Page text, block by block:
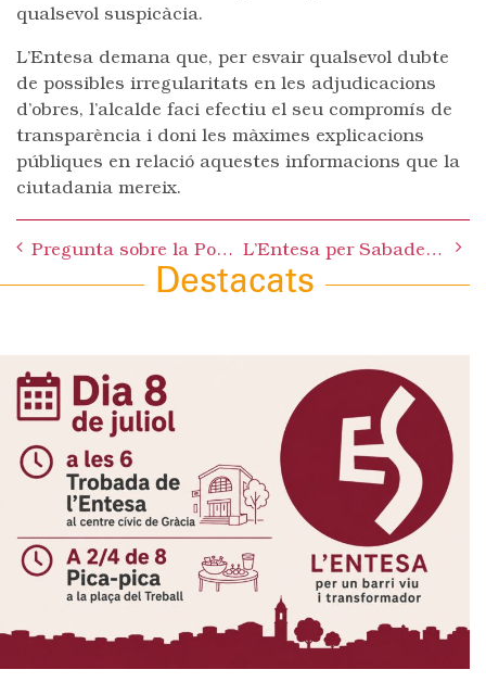
qualsevol suspicàcia.
L’Entesa demana que, per esvair qualsevol dubte
de possibles irregularitats en les adjudicacions
d’obres, l’alcalde faci efectiu el seu compromís de
transparència i doni les màximes explicacions
públiques en relació aquestes informacions que la
ciutadania mereix.
navigation
Pregunta sobre la Policia Municipal L’Entesa per Sabadell reclama que l’alcalde doni explicacions públiques sobre el tema de les concessions d’obres
Destacats